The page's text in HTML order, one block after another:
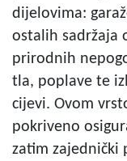
dijelovima:
ostalih sadržaja
prirodnih
tla, poplave te
cijevi. Ovom
pokriveno
zatim zajednički